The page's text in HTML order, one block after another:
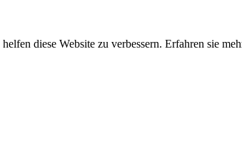
diese Website zu verbessern. Erfahren sie